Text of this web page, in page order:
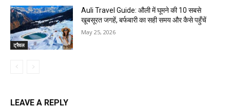
ट्रैवल
Auli Travel Guide: औली में घूमने की 10 सबसे
खूबसूरत जगहें, बर्फबारी का सही समय और कैसे पहुँचें
May 25, 2026
LEAVE A REPLY